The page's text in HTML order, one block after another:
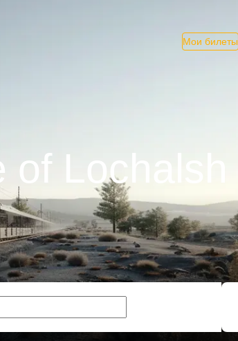
Мои билеты
Lochalsh